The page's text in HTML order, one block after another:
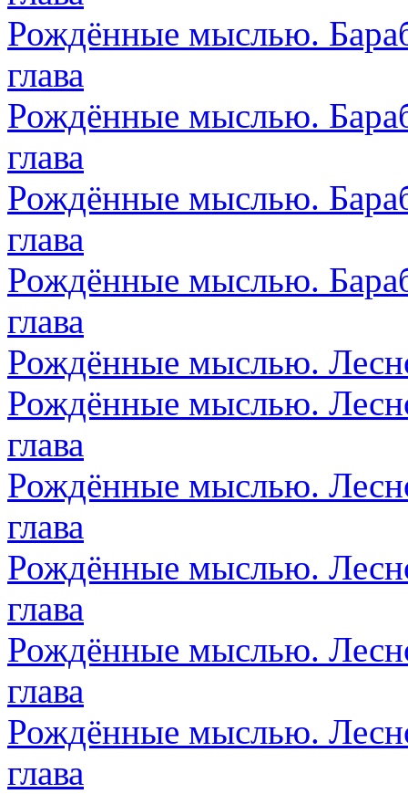
Рождённые мыслью.
глава
Рождённые мыслью.
глава
Рождённые мыслью.
глава
Рождённые мыслью.
глава
Рождённые мыслью.
Рождённые мыслью.
глава
Рождённые мыслью.
глава
Рождённые мыслью.
глава
Рождённые мыслью.
глава
Рождённые мыслью.
глава